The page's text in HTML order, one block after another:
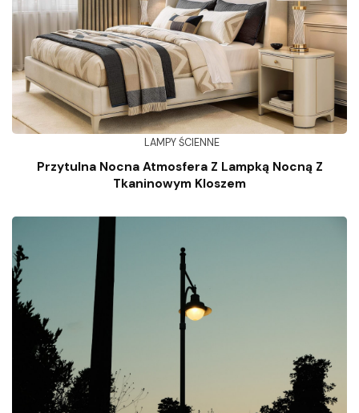
LAMPY ŚCIENNE
Przytulna Nocna Atmosfera Z Lampką Nocną Z
Tkaninowym Kloszem